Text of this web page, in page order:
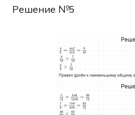
Решение №5